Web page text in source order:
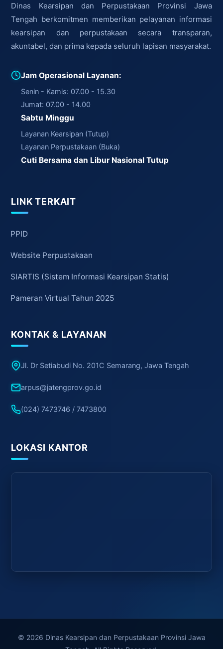
Dinas Kearsipan dan Perpustakaan Provinsi Jawa
Tengah berkomitmen memberikan pelayanan informasi
kearsipan dan perpustakaan secara transparan,
akuntabel, dan prima kepada seluruh lapisan masyarakat.
Jam Operasional Layanan:
Senin - Kamis: 07.00 - 15.30
Jumat: 07.00 - 14.00
Sabtu Minggu
Layanan Kearsipan (Tutup)
Layanan Perpustakaan (Buka)
Cuti Bersama dan Libur Nasional Tutup
LINK TERKAIT
PPID
Website Perpustakaan
SIARTIS (Sistem Informasi Kearsipan Statis)
Pameran Virtual Tahun 2025
KONTAK & LAYANAN
Jl. Dr Setiabudi No. 201C Semarang, Jawa Tengah
arpus@jatengprov.go.id
(024) 7473746 / 7473800
LOKASI KANTOR
© 2026 Dinas Kearsipan dan Perpustakaan Provinsi Jawa